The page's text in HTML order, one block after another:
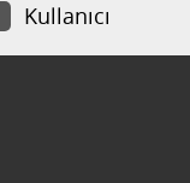
Kullanıcı